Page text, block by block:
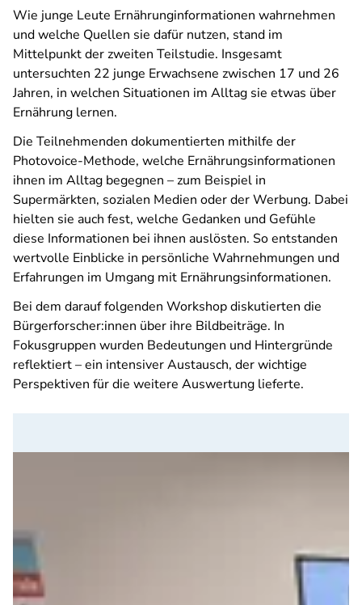
Wie junge Leute Ernährunginformationen wahrnehmen
und welche Quellen sie dafür nutzen, stand im
Mittelpunkt der zweiten Teilstudie. Insgesamt
untersuchten 22 junge Erwachsene zwischen 17 und 26
Jahren, in welchen Situationen im Alltag sie etwas über
Ernährung lernen.
Die Teilnehmenden dokumentierten mithilfe der
Photovoice-Methode, welche Ernährungsinformationen
ihnen im Alltag begegnen – zum Beispiel in
Supermärkten, sozialen Medien oder der Werbung. Dabei
hielten sie auch fest, welche Gedanken und Gefühle
diese Informationen bei ihnen auslösten. So entstanden
wertvolle Einblicke in persönliche Wahrnehmungen und
Erfahrungen im Umgang mit Ernährungsinformationen.
Bei dem darauf folgenden Workshop diskutierten die
Bürgerforscher:innen über ihre Bildbeiträge. In
Fokusgruppen wurden Bedeutungen und Hintergründe
reflektiert – ein intensiver Austausch, der wichtige
Perspektiven für die weitere Auswertung lieferte.